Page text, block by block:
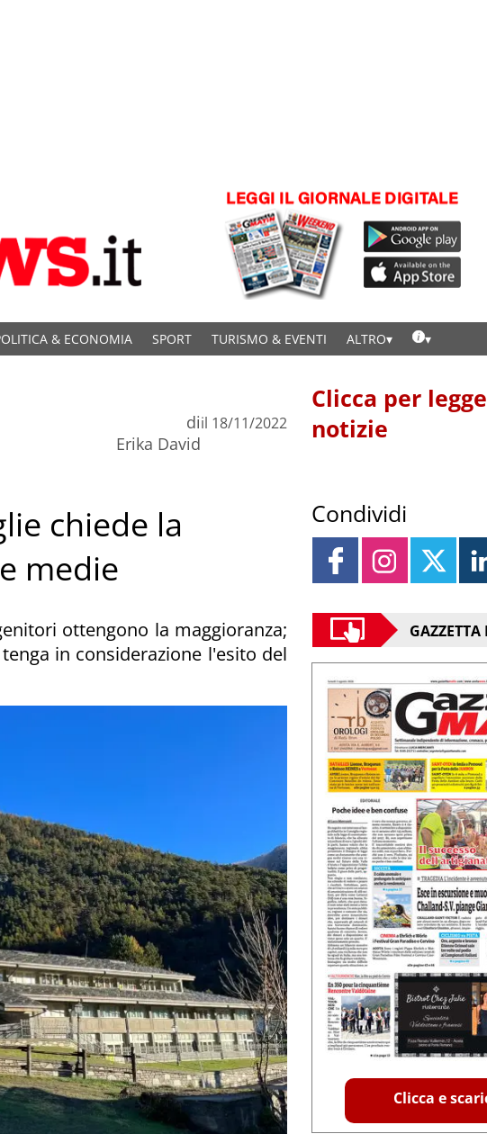
& ECONOMIA SPORT TURISMO & EVENTI ALTRO
di
Erika David
il 18/11/2022
chiede la
medie
ottengono la maggioranza;
in considerazione l'esito del
Clicca per
notizie
Condividi
Clicca e